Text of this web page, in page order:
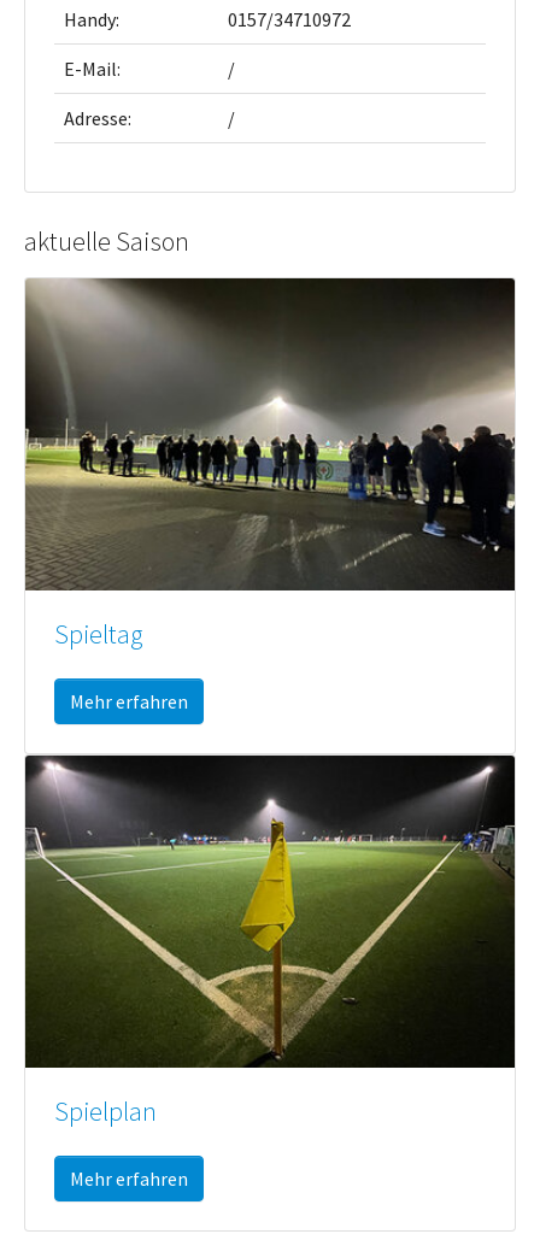
Handy: 0157/34710972
E-Mail: /
Adresse: /
aktuelle Saison
Spieltag
Mehr erfahren
Spielplan
Mehr erfahren